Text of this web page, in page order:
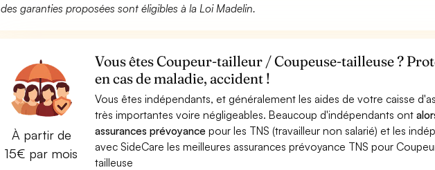
des garanties proposées sont éligibles à la Loi Madelin.
À partir de
15€ par mois
Vous êtes Coupeur-tailleur / Coupeuse-tailleuse ?
en cas de maladie, accident !
Vous êtes indépendants, et généralement les aides de votre caisse
très importantes voire négligeables. Beaucoup d'indépendants ont
assurances prévoyancepour les TNS (travailleur non salarié) et les
avec SideCare les meilleures assurances prévoyance TNS pour
tailleuse